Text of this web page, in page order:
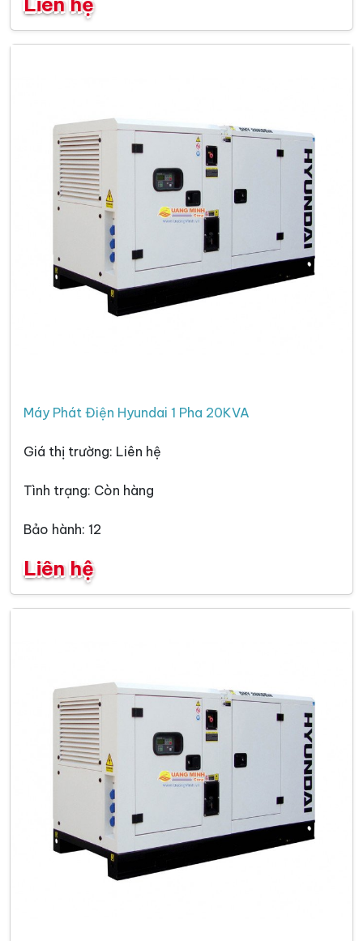
Máy Phát Điện Hyundai 1 Pha 20KVA
Giá thị trường: Liên hệ
Tình trạng: Còn hàng
Bảo hành: 12
Liên hệ